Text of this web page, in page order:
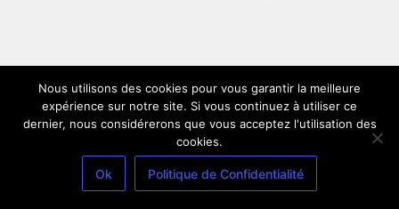
Nous utilisons des cookies pour vous garantir la meilleure
expérience sur notre site. Si vous continuez à utiliser ce
dernier, nous considérerons que vous acceptez l'utilisation des
cookies.
Ok Politique de Confidentialité